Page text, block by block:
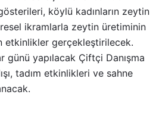
köylü kadınların zeytin
ikramlarla zeytin üretiminin
etkinlikler gerçekleştirilecek.
günü yapılacak Çiftçi Danışma
tadım etkinlikleri ve sahne